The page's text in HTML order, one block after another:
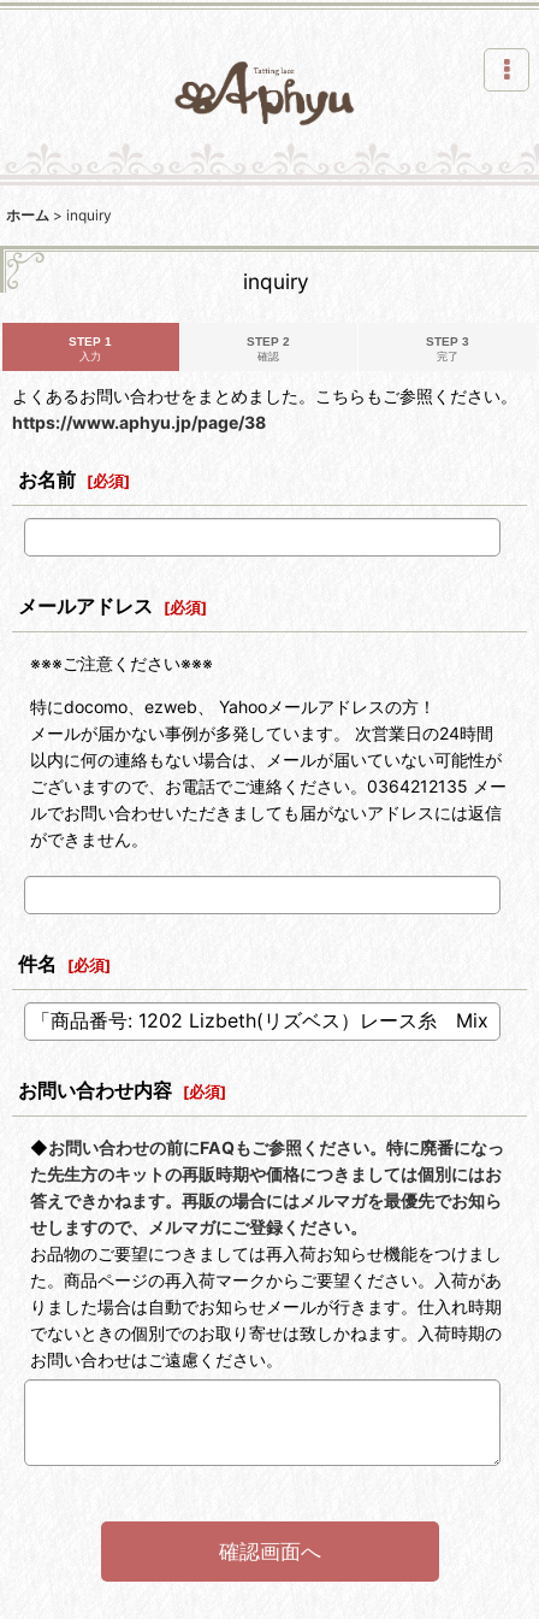
ホーム > inquiry
inquiry
STEP 1
入力
STEP 2
確認
STEP 3
完了
よくあるお問い合わせをまとめました。こちらもご参照ください。
https://www.aphyu.jp/page/38
お名前 [必須]
メールアドレス [必須]
※※※ご注意ください※※※
特にdocomo、ezweb、 Yahooメールアドレスの方！
メールが届かない事例が多発しています。 次営業日の24時間
以内に何の連絡もない場合は、メールが届いていない可能性が
ございますので、お電話でご連絡ください。0364212135 メー
ルでお問い合わせいただきましても届がないアドレスには返信
ができません。
件名 [必須]
お問い合わせ内容 [必須]
◆お問い合わせの前にFAQもご参照ください。特に廃番になっ
た先生方のキットの再販時期や価格につきましては個別にはお
答えできかねます。再販の場合にはメルマガを最優先でお知ら
せしますので、メルマガにご登録ください。
お品物のご要望につきましては再入荷お知らせ機能をつけまし
た。商品ページの再入荷マークからご要望ください。入荷があ
りました場合は自動でお知らせメールが行きます。仕入れ時期
でないときの個別でのお取り寄せは致しかねます。入荷時期の
お問い合わせはご遠慮ください。
確認画面へ